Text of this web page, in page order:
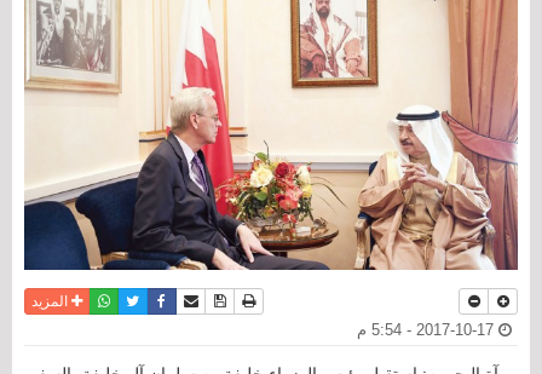
نسخة للطباعة
حفظ الموضوع
أرسل الى صديق
فيسبوكتويترواتسابالمزيد